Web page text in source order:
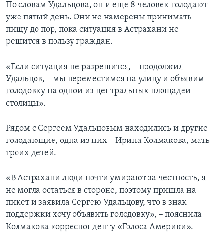
По словам Удальцова, он и еще 8 человек голодают
уже пятый день. Они не намерены принимать
пищу до пор, пока ситуация в Астрахани не
решится в пользу граждан.
«Если ситуация не разрешится, – продолжил
Удальцов, – мы переместимся на улицу и объявим
голодовку на одной из центральных площадей
столицы».
Рядом с Сергеем Удальцовым находились и другие
голодающие, одна из них – Ирина Колмакова, мать
троих детей.
«В Астрахани люди почти умирают за честность, я
не могла остаться в стороне, поэтому пришла на
пикет и заявила Сергею Удальцову, что в знак
поддержки хочу объявить голодовку», – пояснила
Колмакова корреспонденту «Голоса Америки».